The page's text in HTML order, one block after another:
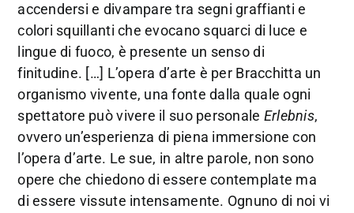
accendersi e divampare tra segni graffianti e
colori squillanti che evocano squarci di luce e
lingue di fuoco, è presente un senso di
finitudine. […] L’opera d’arte è per Bracchitta un
organismo vivente, una fonte dalla quale ogni
spettatore può vivere il suo personale Erlebnis,
ovvero un’esperienza di piena immersione con
l’opera d’arte. Le sue, in altre parole, non sono
opere che chiedono di essere contemplate ma
di essere vissute intensamente. Ognuno di noi vi